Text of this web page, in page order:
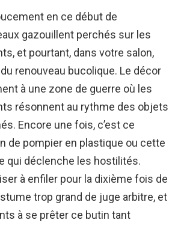
en ce début de
gazouillent perchés sur les
et pourtant, dans votre salon,
du renouveau bucolique. Le décor
à une zone de guerre où les
résonnent au rythme des objets
Encore une fois, c’est ce
de pompier en plastique ou cette
qui déclenche les hostilités.
à enfiler pour la dixième fois de
trop grand de juge arbitre, et
à se prêter ce butin tant